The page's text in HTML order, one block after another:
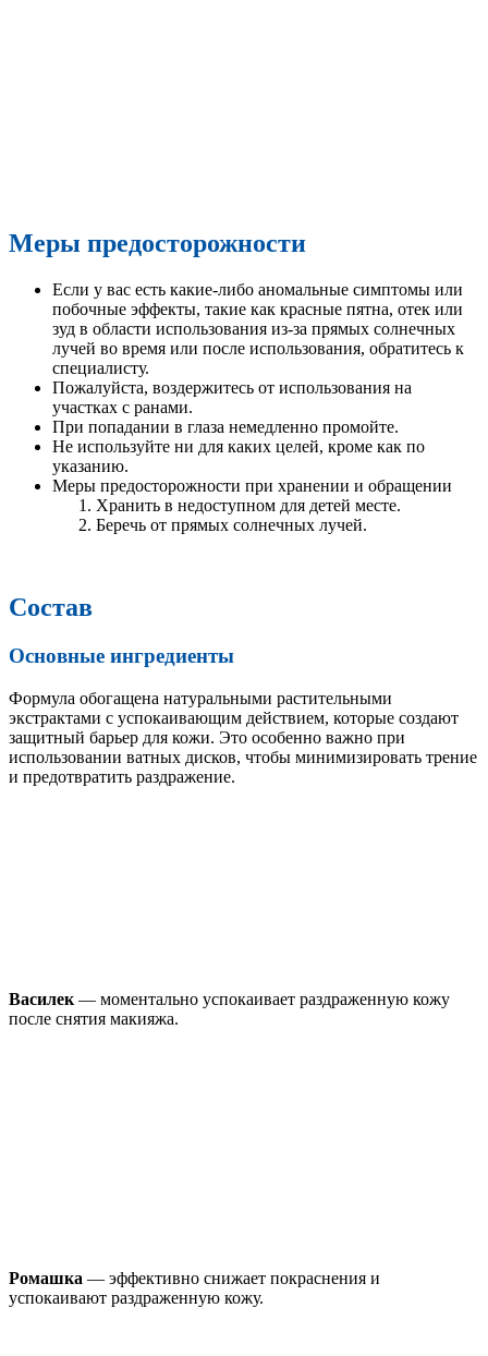
Меры предосторожности
Если у вас есть какие-либо аномальные симптомы или
побочные эффекты, такие как красные пятна, отек или
зуд в области использования из-за прямых солнечных
лучей во время или после использования, обратитесь к
специалисту.
Пожалуйста, воздержитесь от использования на
участках с ранами.
При попадании в глаза немедленно промойте.
Не используйте ни для каких целей, кроме как по
указанию.
Меры предосторожности при хранении и обращении
Хранить в недоступном для детей месте.
Беречь от прямых солнечных лучей.
Состав
Основные ингредиенты
Формула обогащена натуральными растительными
экстрактами с успокаивающим действием, которые создают
защитный барьер для кожи. Это особенно важно при
использовании ватных дисков, чтобы минимизировать трение
и предотвратить раздражение.
Василек — моментально успокаивает раздраженную кожу
после снятия макияжа.
Ромашка — эффективно снижает покраснения и
успокаивают раздраженную кожу.